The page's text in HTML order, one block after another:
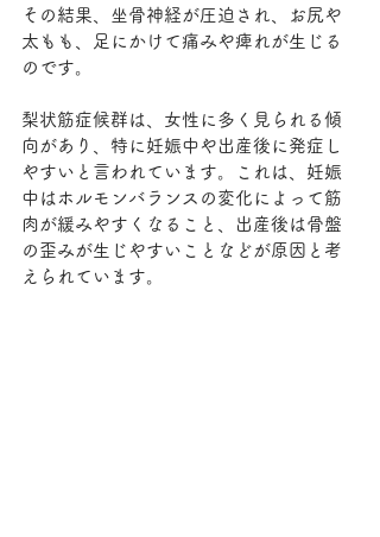
その結果、坐骨神経が圧迫され、お尻や
太もも、足にかけて痛みや痺れが生じる
のです。
梨状筋症候群は、女性に多く見られる傾
向があり、特に妊娠中や出産後に発症し
やすいと言われています。これは、妊娠
中はホルモンバランスの変化によって筋
肉が緩みやすくなること、出産後は骨盤
の歪みが生じやすいことなどが原因と考
えられています。